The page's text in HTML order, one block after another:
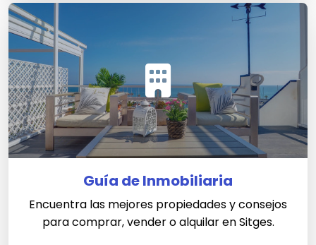
Guía de Inmobiliaria
Encuentra las mejores propiedades y consejos
para comprar, vender o alquilar en Sitges.